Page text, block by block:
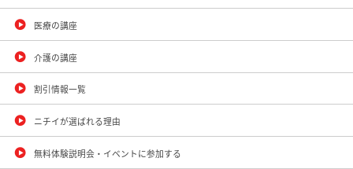
医療の講座
介護の講座
割引情報一覧
ニチイが選ばれる理由
無料体験説明会・イベントに参加する